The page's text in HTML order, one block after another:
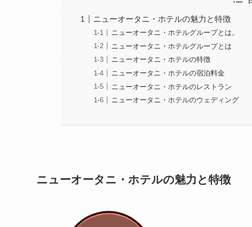
ニューオータニ・ホテルの魅力と特徴
ニューオータニ・ホテルグループとは。
ニューオータニ・ホテルグループとは
ニューオータニ・ホテルの特徴
ニューオータニ・ホテルの宿泊料金
ニューオータニ・ホテルのレストラン
ニューオータニ・ホテルのウェディング
ニューオータニ・ホテルの魅力と特徴